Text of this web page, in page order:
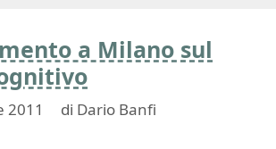
a Milano sul
2011 di Dario Banfi